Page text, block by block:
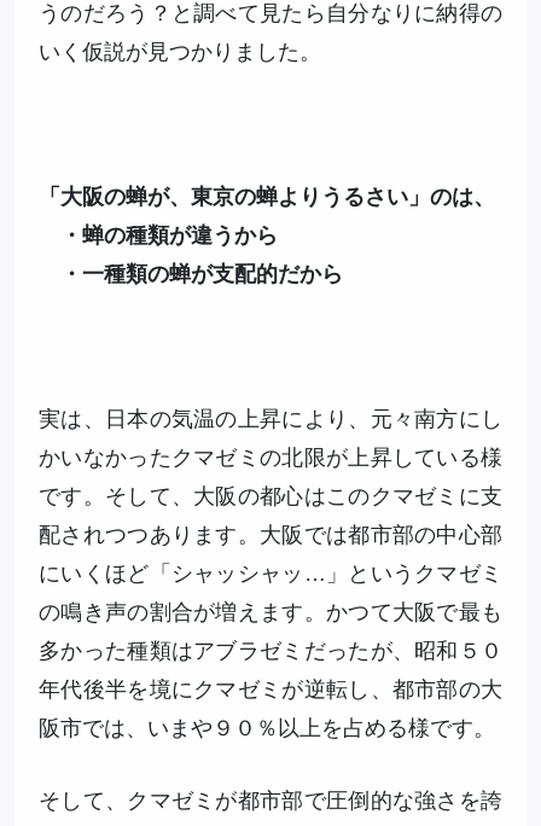
うのだろう？と調べて見たら自分なりに納得の
いく仮説が見つかりました。
「大阪の蝉が、東京の蝉よりうるさい」のは、
・蝉の種類が違うから
・一種類の蝉が支配的だから
実は、日本の気温の上昇により、元々南方にし
かいなかったクマゼミの北限が上昇している様
です。そして、大阪の都心はこのクマゼミに支
配されつつあります。大阪では都市部の中心部
にいくほど「シャッシャッ…」というクマゼミ
の鳴き声の割合が増えます。かつて大阪で最も
多かった種類はアブラゼミだったが、昭和５０
年代後半を境にクマゼミが逆転し、都市部の大
阪市では、いまや９０％以上を占める様です。
そして、クマゼミが都市部で圧倒的な強さを誇